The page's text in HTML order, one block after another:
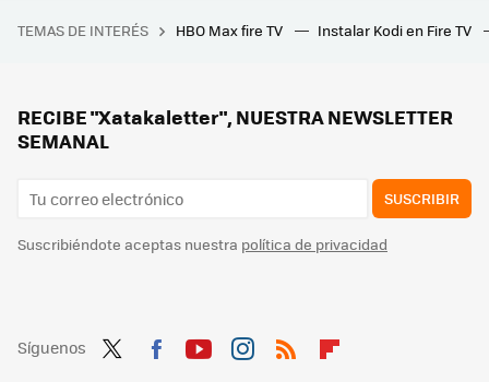
Esta cámara de Xiaomi para vigilar tu casa tiene 'energía infinita' y sin cables: cuenta con un panel solar y una gran batería
28 autoras para informarse y reflexionar sobre videojuegos
TEMAS DE INTERÉS HBO Max fire TV Instalar Kodi en Fire TV
RECIBE "Xatakaletter", NUESTRA NEWSLETTER
SEMANAL
SUSCRIBIR
Suscribiéndote aceptas nuestra política de privacidad
Síguenos